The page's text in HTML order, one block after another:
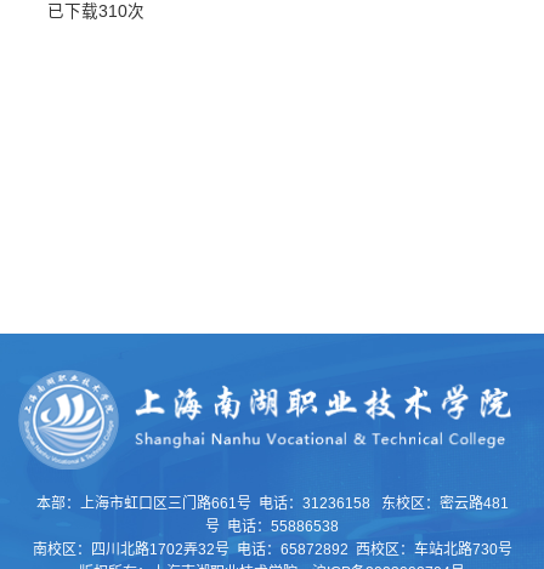
已下载310次
本部：上海市虹口区三门路661号 电话：31236158 东校区：密云路481
号 电话：55886538
南校区：四川北路1702弄32号 电话：65872892 西校区：车站北路730号